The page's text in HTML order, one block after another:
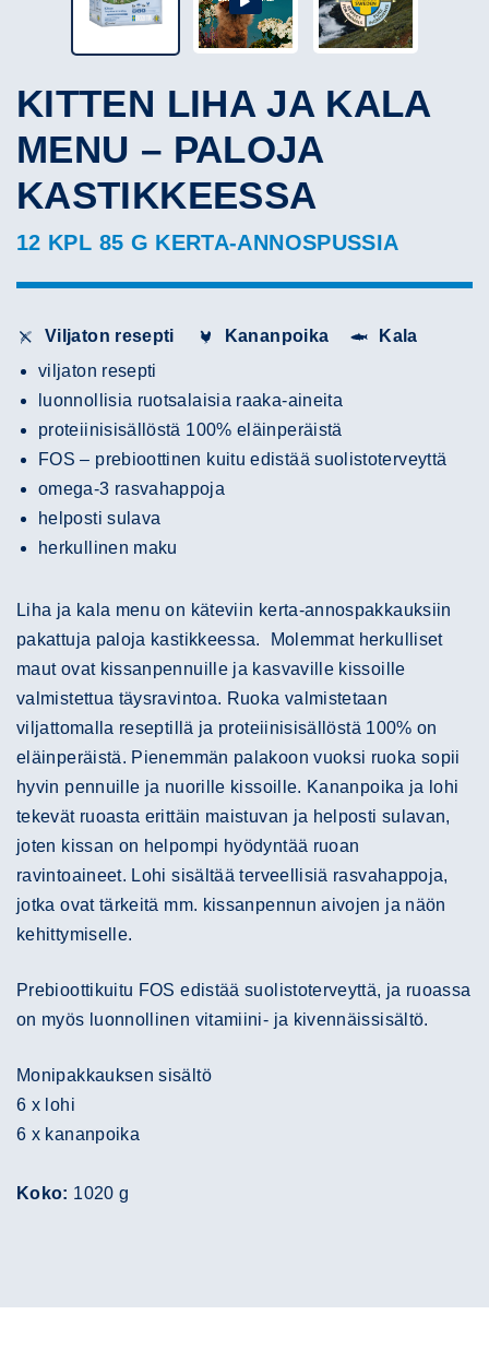
KITTEN LIHA JA KALA
MENU – PALOJA
KASTIKKEESSA
12 KPL 85 G KERTA-ANNOSPUSSIA
Viljaton resepti Kananpoika
Kala
viljaton resepti
luonnollisia ruotsalaisia raaka-aineita
proteiinisisällöstä 100% eläinperäistä
FOS – prebioottinen kuitu edistää suolistoterveyttä
omega-3 rasvahappoja
helposti sulava
herkullinen maku
Liha ja kala menu on käteviin kerta-annospakkauksiin
pakattuja paloja kastikkeessa. Molemmat herkulliset
maut ovat kissanpennuille ja kasvaville kissoille
valmistettua täysravintoa. Ruoka valmistetaan
viljattomalla reseptillä ja proteiinisisällöstä 100% on
eläinperäistä. Pienemmän palakoon vuoksi ruoka sopii
hyvin pennuille ja nuorille kissoille. Kananpoika ja lohi
tekevät ruoasta erittäin maistuvan ja helposti sulavan,
joten kissan on helpompi hyödyntää ruoan
ravintoaineet. Lohi sisältää terveellisiä rasvahappoja,
jotka ovat tärkeitä mm. kissanpennun aivojen ja näön
kehittymiselle.
Prebioottikuitu FOS edistää suolistoterveyttä, ja ruoassa
on myös luonnollinen vitamiini- ja kivennäissisältö.
Monipakkauksen sisältö
6 x lohi
6 x kananpoika
Koko: 1020 g